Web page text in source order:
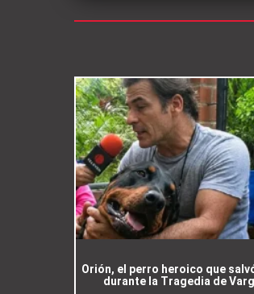
Orión, el perro heroico que
durante la Tragedia de